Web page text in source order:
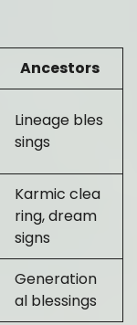
Ancestors
Lineage bles
sings
Karmic clea
ring, dream
signs
Generation
al blessings